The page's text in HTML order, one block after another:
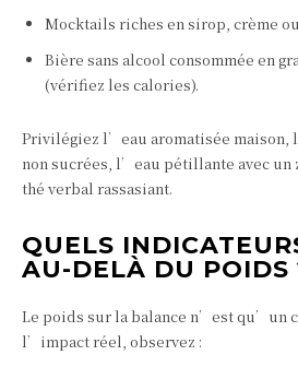
Mocktails riches en sirop, crème
Bière sans alcool consommée en
(vérifiez les calories).
Privilégiez l’eau aromatisée maison,
non sucrées, l’eau pétillante avec un
thé verbal rassasiant.
QUELS
AU-DELÀ DU POIDS
Le poids sur la balance n’est qu’un
l’impact réel, observez :